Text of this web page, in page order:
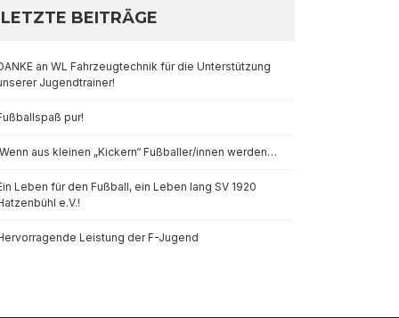
LETZTE BEITRÄGE
an WL Fahrzeugtechnik für die Unterstützung
Jugendtrainer!
pur!
aus kleinen „Kickern“ Fußballer/innen werden…
Leben für den Fußball, ein Leben lang SV 1920
e.V.!
Leistung der F-Jugend